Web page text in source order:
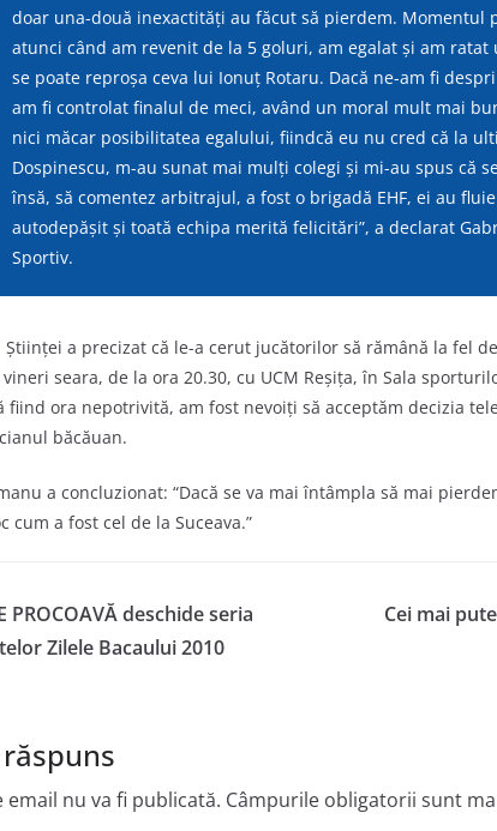
doar una-două inexactităţi au făcut să pierdem. Momentul
atunci când am revenit de la 5 goluri, am egalat şi am
se poate reproşa ceva lui Ionuţ Rotaru. Dacă ne-am fi
am fi controlat finalul de meci, având un moral mult mai
nici măcar posibilitatea egalului, fiindcă eu nu cred că la
Dospinescu, m-au sunat mai mulţi colegi şi mi-au spus că
însă, să comentez arbitrajul, a fost o brigadă EHF, ei au
autodepăşit şi toată echipa merită felicitări”, a declarat
Sportiv.
a precizat că le-a cerut jucătorilor să rămână la fel
seara, de la ora 20.30, cu UCM Reşiţa, în Sala
fiind ora nepotrivită, am fost nevoiţi să acceptăm decizia
băcăuan.
a concluzionat: “Dacă se va mai întâmpla să mai
cum a fost cel de la Suceava.”
PROCOAVĂ deschide seria
Zilele Bacaului 2010
Cei mai
email nu va fi publicată. Câmpurile obligatorii sunt